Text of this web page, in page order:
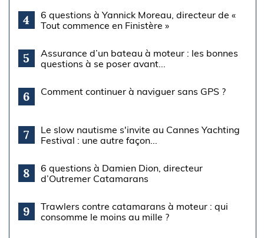
4
6 questions à Yannick Moreau, directeur de «
Tout commence en Finistère »
5
Assurance d’un bateau à moteur : les bonnes
questions à se poser avant...
6 Comment continuer à naviguer sans GPS ?
7
Le slow nautisme s'invite au Cannes Yachting
Festival : une autre façon...
8
6 questions à Damien Dion, directeur
d’Outremer Catamarans
9
Trawlers contre catamarans à moteur : qui
consomme le moins au mille ?